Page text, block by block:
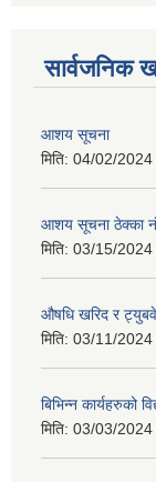
सार्वजनिक
आशय सूचना
मिति: 04/02/2024
आशय सूचना ठेक्का
मिति: 03/15/
औषधि खरिद र
मिति: 03/11/
बिभिन्न कार्यहरुको
मिति: 03/03/